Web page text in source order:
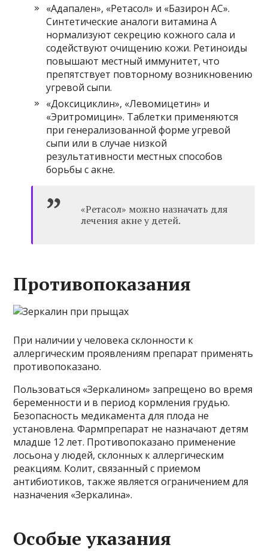
«Адапален», «Ретасол» и «Базирон АС».
Синтетические аналоги витамина А
нормализуют секрецию кожного сала и
содействуют очищению кожи. Ретиноиды
повышают местный иммунитет, что
препятствует повторному возникновению
угревой сыпи.
«Доксициклин», «Левомицетин» и
«Эритромицин». Таблетки применяются
при генерализованной форме угревой
сыпи или в случае низкой
результативности местных способов
борьбы с акне.
«Ретасол» можно назначать для
лечения акне у детей.
Противопоказания
При наличии у человека склонности к
аллергическим проявлениям препарат применять
противопоказано.
Пользоваться «Зеркалином» запрещено во время
беременности и в период кормления грудью.
Безопасность медикамента для плода не
установлена. Фармпрепарат не назначают детям
младше 12 лет. Противопоказано применение
лосьона у людей, склонных к аллергическим
реакциям. Колит, связанный с приемом
антибиотиков, также является ограничением для
назначения «Зеркалина».
Особые указания